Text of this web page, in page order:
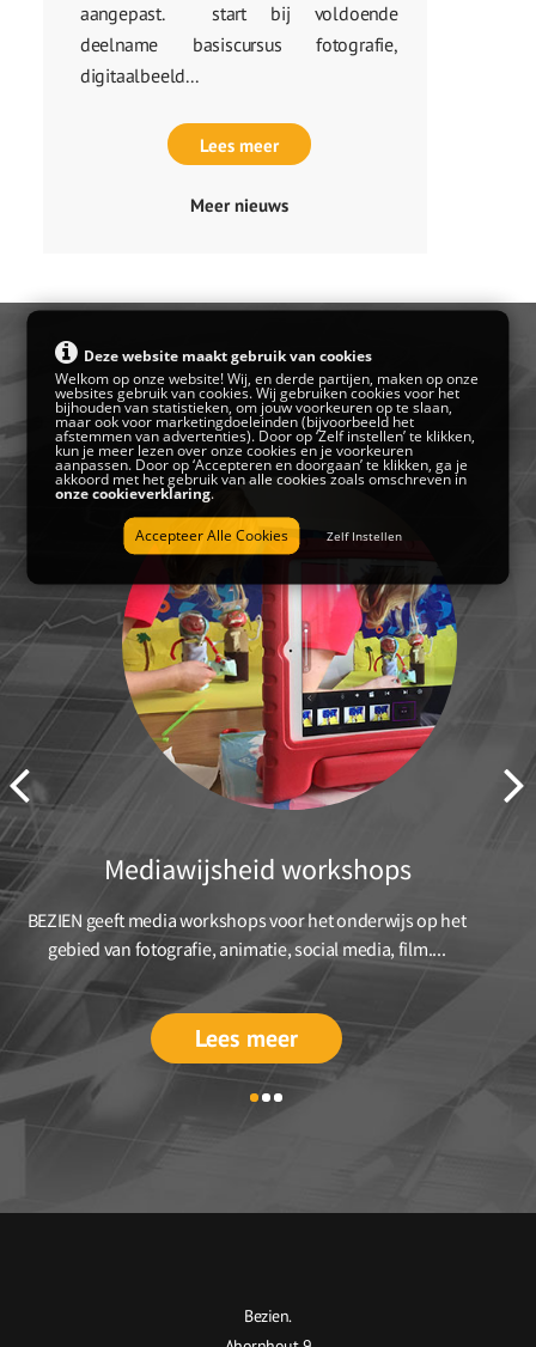
aangepast. start bij voldoende
deelname basiscursus fotografie,
digitaalbeeld...
Lees meer
Meer nieuws
Mediawijsheid workshops
BEZIEN geeft media workshops voor het onderwijs op het
gebied van fotografie, animatie, social media, film....
Lees meer
Bezien.
Deze website maakt gebruik van cookies
Welkom op onze website! Wij, en derde partijen, maken op onze
websites gebruik van cookies. Wij gebruiken cookies voor het
bijhouden van statistieken, om jouw voorkeuren op te slaan,
maar ook voor marketingdoeleinden (bijvoorbeeld het
afstemmen van advertenties). Door op ‘Zelf instellen’ te klikken,
kun je meer lezen over onze cookies en je voorkeuren
aanpassen. Door op ‘Accepteren en doorgaan’ te klikken, ga je
akkoord met het gebruik van alle cookies zoals omschreven in
onze cookieverklaring.
Accepteer Alle Cookies Zelf Instellen